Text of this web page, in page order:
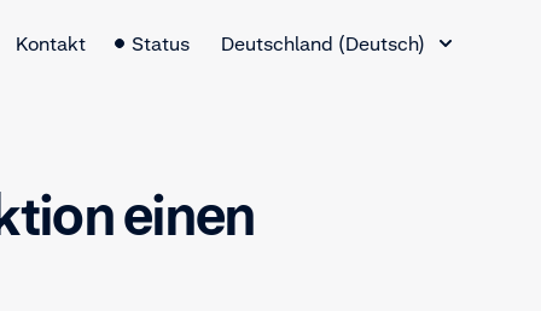
Kontakt Status
Deutschland (Deutsch)
einen